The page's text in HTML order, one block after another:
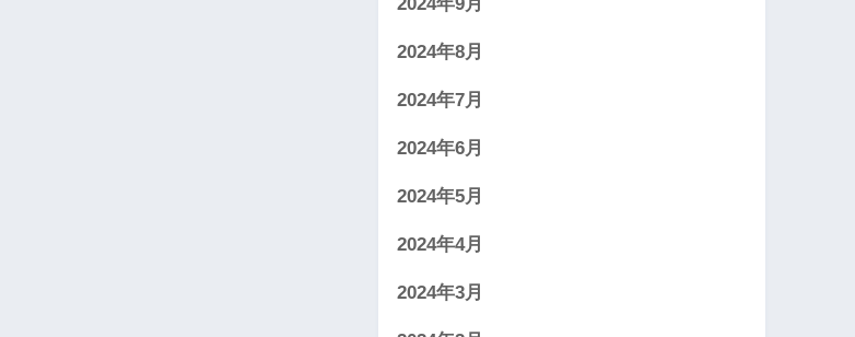
2024年9月
2024年8月
2024年7月
2024年6月
2024年5月
2024年4月
2024年3月